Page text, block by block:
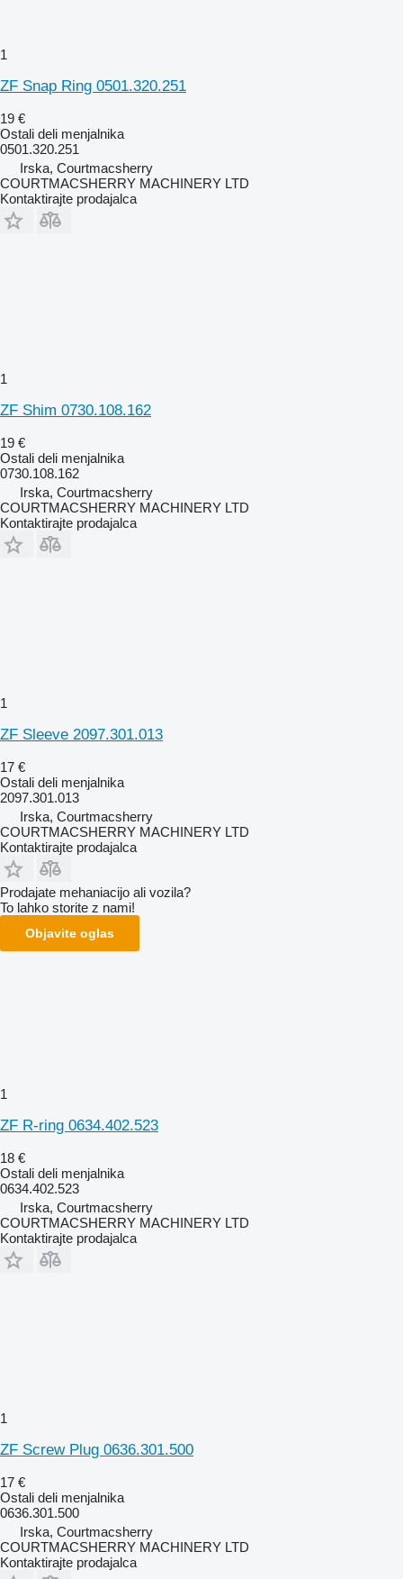
1
ZF Snap Ring 0501.320.251
19 €
Ostali deli menjalnika
0501.320.251
Irska, Courtmacsherry
COURTMACSHERRY MACHINERY LTD
Kontaktirajte prodajalca
1
ZF Shim 0730.108.162
19 €
Ostali deli menjalnika
0730.108.162
Irska, Courtmacsherry
COURTMACSHERRY MACHINERY LTD
Kontaktirajte prodajalca
1
ZF Sleeve 2097.301.013
17 €
Ostali deli menjalnika
2097.301.013
Irska, Courtmacsherry
COURTMACSHERRY MACHINERY LTD
Kontaktirajte prodajalca
Prodajate mehaniacijo ali vozila?
To lahko storite z nami!
Objavite oglas
1
ZF R-ring 0634.402.523
18 €
Ostali deli menjalnika
0634.402.523
Irska, Courtmacsherry
COURTMACSHERRY MACHINERY LTD
Kontaktirajte prodajalca
1
ZF Screw Plug 0636.301.500
17 €
Ostali deli menjalnika
0636.301.500
Irska, Courtmacsherry
COURTMACSHERRY MACHINERY LTD
Kontaktirajte prodajalca